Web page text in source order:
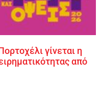
γίνεται η
από